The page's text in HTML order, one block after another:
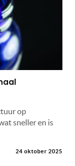
op
sneller en is
24 oktober 2025